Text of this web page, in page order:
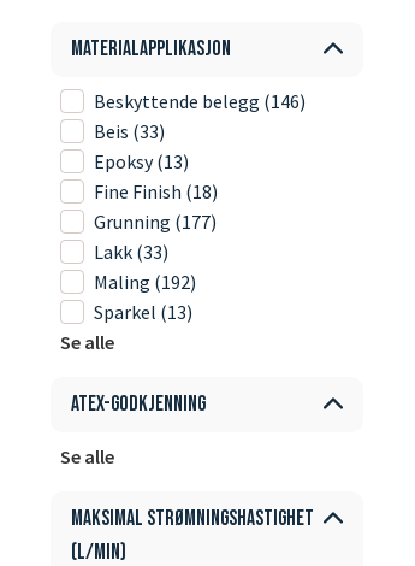
Materialapplikasjon
Beskyttende belegg (146)
Beis (33)
Epoksy (13)
Fine Finish (18)
Grunning (177)
Lakk (33)
Maling (192)
Sparkel (13)
Se alle
ATEX-godkjenning
Se alle
Maksimal strømningshastighet
(L/min)